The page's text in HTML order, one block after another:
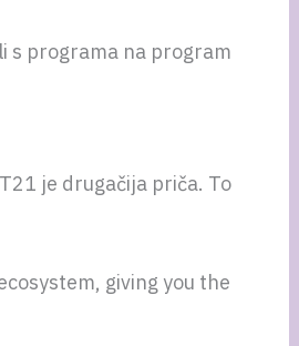
s programa na program
je drugačija priča. To
giving you the